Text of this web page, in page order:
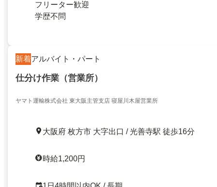
フリーター歓迎
学歴不問
新着アルバイト・パート
仕分け作業（営業所）
ヤマト運輸株式会社 東大阪主管支店 寝屋川木屋営業所
大阪府 枚方市 大字出口 / 光善寺駅 徒歩16分
時給1,200円